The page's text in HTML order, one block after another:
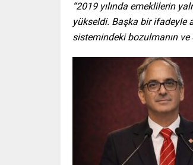
“2019 yılında emeklilerin
yükseldi. Başka bir ifadeyle
sistemindeki bozulmanın